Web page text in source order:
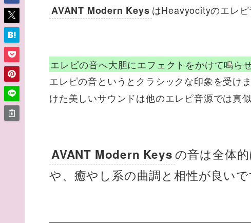
AVANT Modern Keys はHeavyocityのエレピ
エレピの音へ大胆にエフェクトをかけて鳴ら
エレピの音というとクラシックな印象を受けま
けた美しいサウンドは他のエレピ音源では真
AVANT Modern Keys の音は全体
や、癒やし系の曲調と相性が良いで